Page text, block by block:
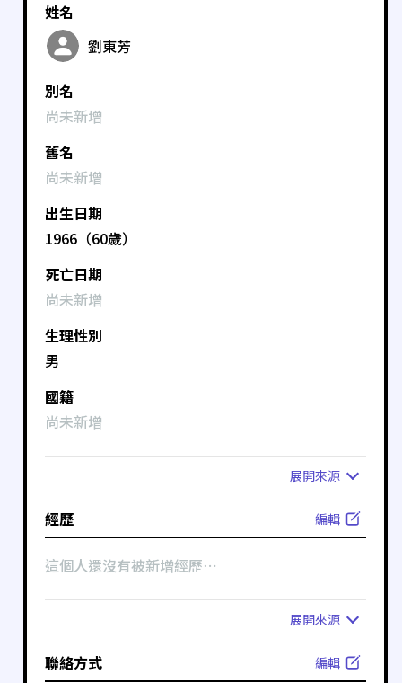
姓名
劉東芳
別名
尚未新增
舊名
尚未新增
出生日期
1966（60歲）
死亡日期
尚未新增
生理性別
男
國籍
尚未新增
展開來源
經歷 編輯
這個人還沒有被新增經歷⋯
展開來源
聯絡方式 編輯